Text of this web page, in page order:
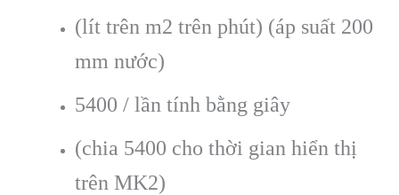
(lít trên m2 trên phút) (áp suất 200
mm nước)
5400 / lần tính bằng giây
(chia 5400 cho thời gian hiển thị
trên MK2)